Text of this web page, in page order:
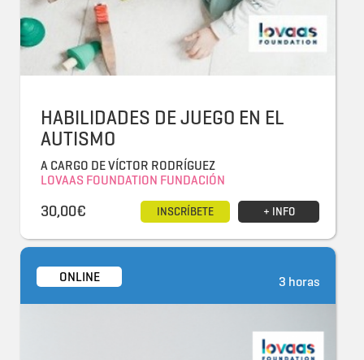
HABILIDADES DE JUEGO EN EL
AUTISMO
A CARGO DE VÍCTOR RODRÍGUEZ
LOVAAS FOUNDATION FUNDACIÓN
30,00€ + INFO
INSCRÍBETE
3 horas
ONLINE